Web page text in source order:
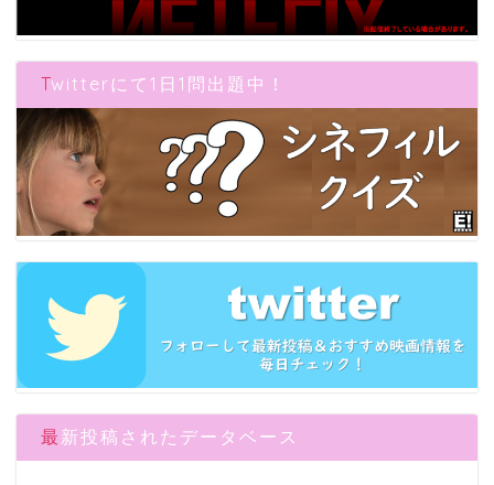
Twitterにて1日1問出題中！
最新投稿されたデータベース